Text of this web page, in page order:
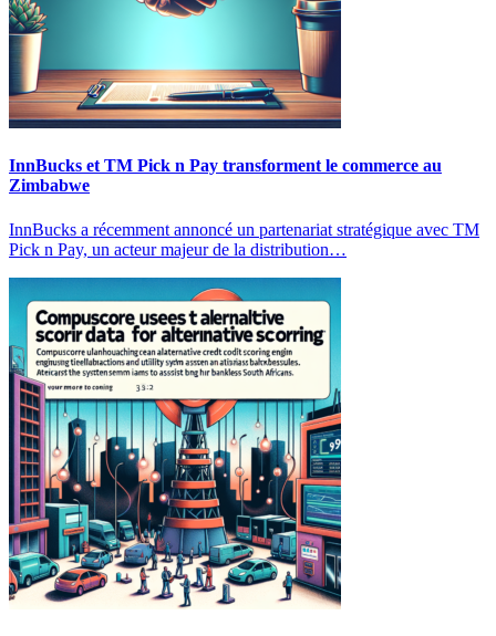
InnBucks et TM Pick n Pay transforment le commerce au
Zimbabwe
InnBucks a récemment annoncé un partenariat stratégique avec TM
Pick n Pay, un acteur majeur de la distribution…